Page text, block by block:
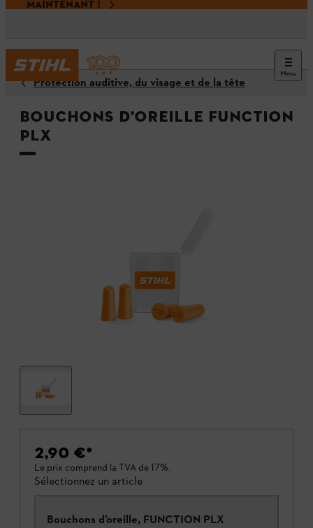
MAINTENANT !
Menu
Protection auditive, du visage et de la tête
Bouchons d’oreille FUNCTION
PLX
2,90 €*
Le prix comprend la TVA de 17%.
Sélectionnez un article
Bouchons d’oreille, FUNCTION PLX